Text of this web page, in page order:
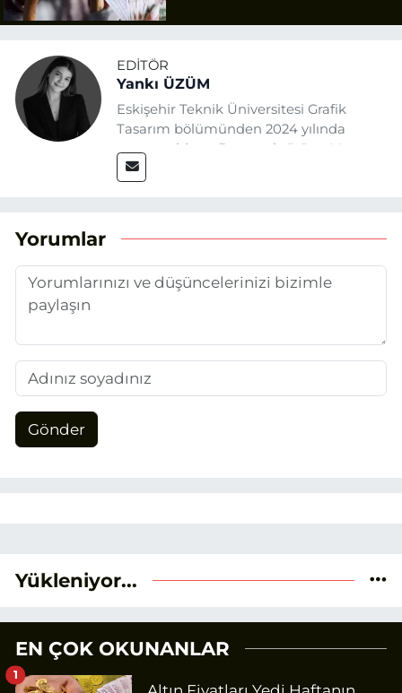
EDITÖR
Yankı ÜZÜM
Eskişehir Teknik Üniversitesi Grafik
Tasarım bölümünden 2024 yılında
mezun oldum. Basın sektörüne Mayıs
2025’te Eskişehir Haber Ajansı ile adım
aktarmayı hedefliyorum.
Yorumlar
Gönder
Yükleniyor...
EN ÇOK OKUNANLAR
1